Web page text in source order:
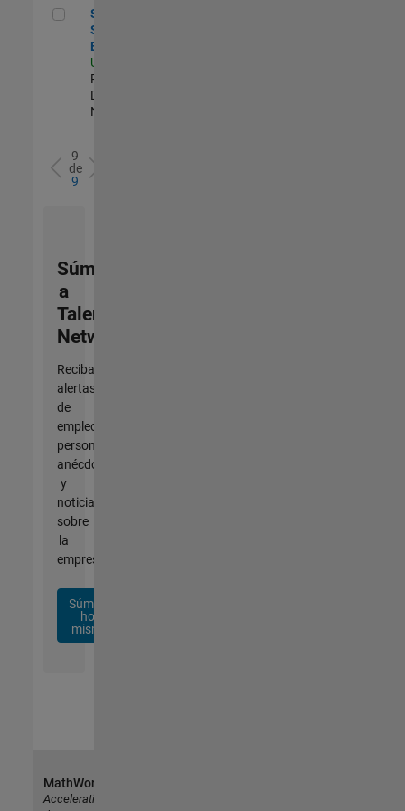
Senior C++ Software Engineer
Senior C++
Software
Engineer
US-MA-Natick
Product
Development |
Nuevo empleo
9
de
9
Súmese
a
Talent
Network
Reciba
alertas
de
empleo
personalizadas,
anécdotas
y
noticias
sobre
la
empresa.
Súmese
hoy
mismo
MathWorks
Accelerating